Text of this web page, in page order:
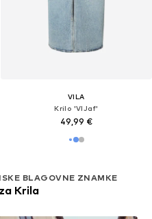
VILA
Krilo 'VIJaf'
49,99 €
BLAGOVNE ZNAMKE
Krila